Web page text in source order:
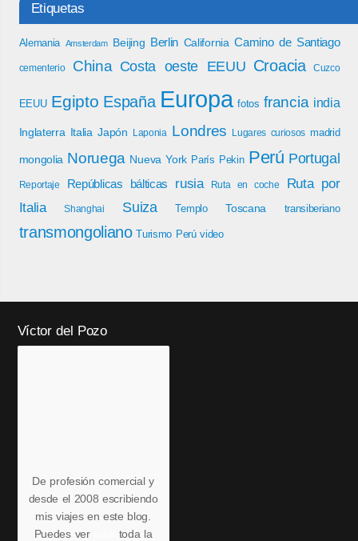
Etiquetas
Alemania Amsterdam Beijing Berlin California Camino de Santiago
cementerio China Costa oeste EEUU Croacia Cuzco
EEUU Egipto España Europa fotos francia india
Inglaterra Italia Japón Laponia Londres Lugares curiosos madrid
mongolia Noruega Nueva York París Pekin Perú Portugal
Reportaje Repúblicas bálticas rusia Ruta en coche
Ruta por
Italia
Shanghai Suiza Templo Toscana transiberiano
transmongoliano Turismo Perú video
Víctor del Pozo
De profesión comercial y
desde el 2008 escribiendo
mis viajes en este blog.
Puedes ver
toda la